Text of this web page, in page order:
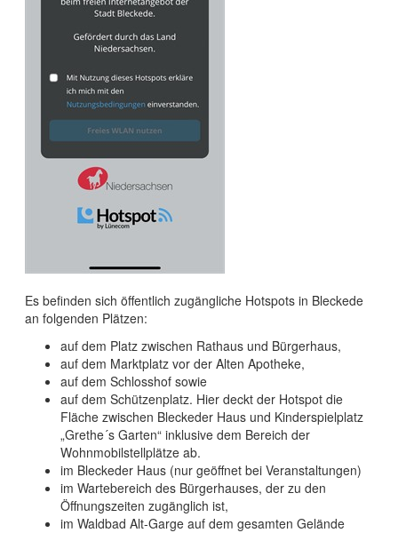
Tagungen im Schloss Bleckede
Prospekte bestellen
Englisch
Bleckede im Film
Zimmer
Hotels und Pensionen
Campingplätze
Wohnmobilstellplätze
Ehemaliger Grenzturm Neu Bleckede
Einkaufen
Region
Wandern
Baden und Schwimmen
Angeln
Ideen für Ihren Kurzaufenthalt
Es befinden sich öffentlich zugängliche Hotspots in Bleckede
an folgenden Plätzen:
auf dem Platz zwischen Rathaus und Bürgerhaus,
auf dem Marktplatz vor der Alten Apotheke,
auf dem Schlosshof sowie
auf dem Schützenplatz. Hier deckt der Hotspot die
Fläche zwischen Bleckeder Haus und Kinderspielplatz
„Grethe´s Garten“ inklusive dem Bereich der
Wohnmobilstellplätze ab.
im Bleckeder Haus (nur geöffnet bei Veranstaltungen)
im Wartebereich des Bürgerhauses, der zu den
Öffnungszeiten zugänglich ist,
im Waldbad Alt-Garge auf dem gesamten Gelände